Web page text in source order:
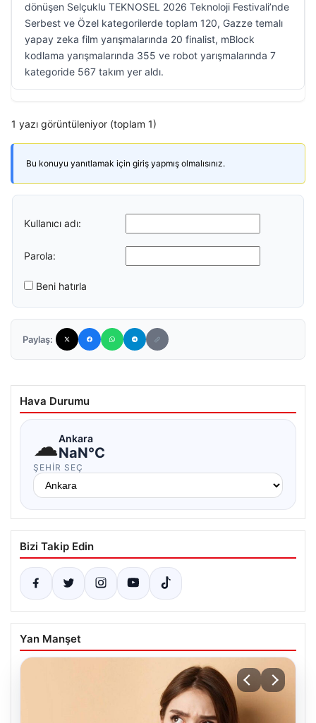
dönüşen Selçuklu TEKNOSEL 2026 Teknoloji Festivali’nde
Serbest ve Özel kategorilerde toplam 120, Gazze temalı
yapay zeka film yarışmalarında 20 finalist, mBlock
kodlama yarışmalarında 355 ve robot yarışmalarında 7
kategoride 567 takım yer aldı.
1 yazı görüntüleniyor (toplam 1)
Bu konuyu yanıtlamak için giriş yapmış olmalısınız.
Kullanıcı adı:
Parola:
Beni hatırla
Paylaş:
Hava Durumu
☁Ankara
NaN°C
ŞEHIR SEÇ
Bizi Takip Edin
Yan Manşet